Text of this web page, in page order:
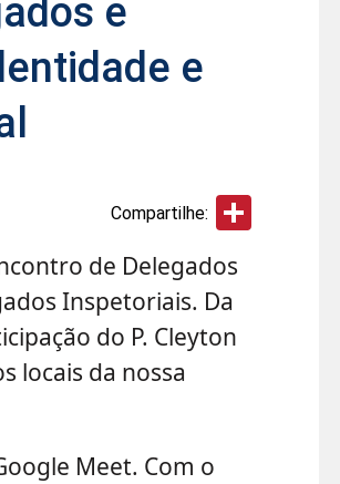
e
e
Compartilhe:
de Delegados
Inspetoriais. Da
do P. Cleyton
locais da nossa
Meet. Com o